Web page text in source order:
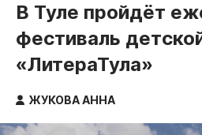
Культура
Происшествия
Спорт
Тульский бренд
Тула
В Туле пройдёт
фестиваль
«ЛитераТула»
ЖУКОВА АННА